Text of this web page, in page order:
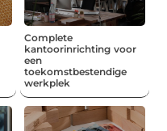
Complete
kantoorinrichting voor
een
toekomstbestendige
werkplek